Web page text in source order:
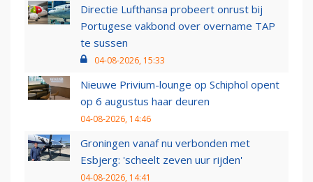
Directie Lufthansa probeert onrust bij
Portugese vakbond over overname TAP
te sussen
04-08-2026, 15:33
Nieuwe Privium-lounge op Schiphol opent
op 6 augustus haar deuren
04-08-2026, 14:46
Groningen vanaf nu verbonden met
Esbjerg: 'scheelt zeven uur rijden'
04-08-2026, 14:41